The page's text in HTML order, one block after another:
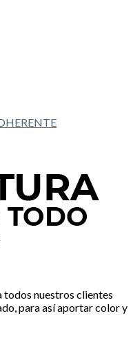
nuestros clientes
para así aportar color y